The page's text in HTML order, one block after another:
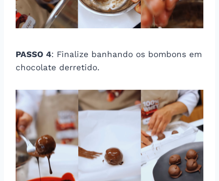
PASSO 4: Finalize banhando os bombons em
chocolate derretido.